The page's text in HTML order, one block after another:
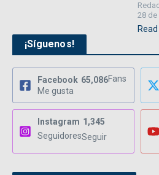
28 de
¡Síguenos!
Facebook 65,086Fans
Me gusta
Instagram 1,345
SeguidoresSeguir